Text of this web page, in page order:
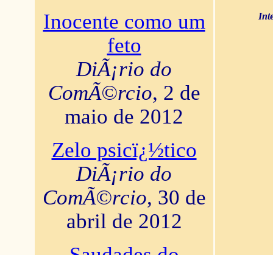
Inocente como um
feto
DiÃ¡rio do
ComÃ©rcio, 2 de
maio de 2012
Zelo psicï¿½tico
DiÃ¡rio do
ComÃ©rcio, 30 de
abril de 2012